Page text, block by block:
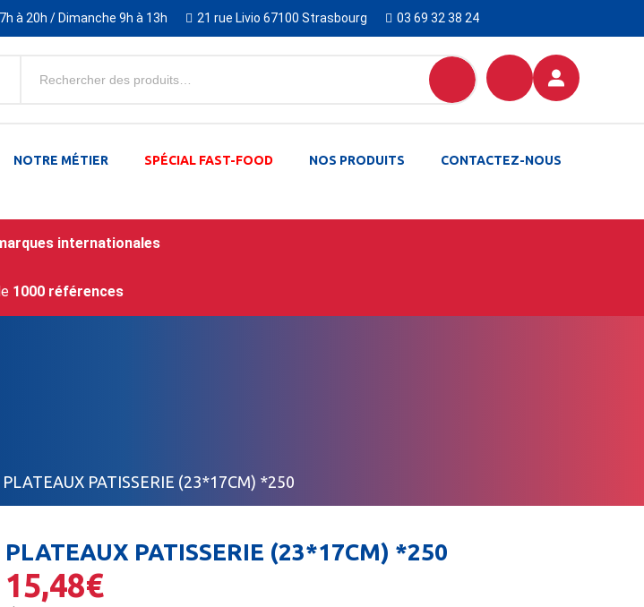
à 20h / Dimanche 9h à 13h 21 rue Livio 67100 Strasbourg 03 69 32 38 24
CONTACTEZ-NOUS
NOS PRODUITS
SPÉCIAL FAST-FOOD
NOTRE MÉTIER
internationales
1000 références
PLATEAUX PATISSERIE (23*17CM) *250
PLATEAUX PATISSERIE (23*17CM) *250
15,48€